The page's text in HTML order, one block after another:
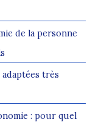
de la personne
très
: pour quel